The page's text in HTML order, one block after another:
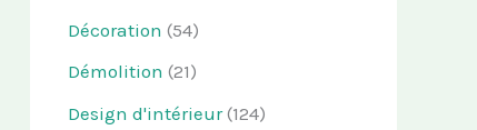
Décoration (54)
Démolition (21)
Design d'intérieur(124)